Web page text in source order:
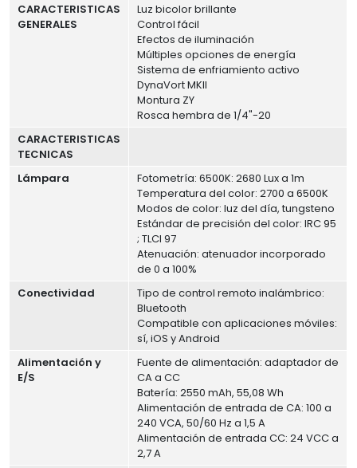
CARACTERISTICAS
GENERALES
Luz bicolor brillante
Control fácil
Efectos de iluminación
Múltiples opciones de energía
Sistema de enfriamiento activo
DynaVort MKII
Montura ZY
Rosca hembra de 1/4"-20
CARACTERISTICAS
TECNICAS
Lámpara
Fotometría: 6500K: 2680 Lux a 1m
Temperatura del color: 2700 a 6500K
Modos de color: luz del día, tungsteno
Estándar de precisión del color: IRC 95
; TLCI 97
Atenuación: atenuador incorporado
de 0 a 100%
Conectividad
Tipo de control remoto inalámbrico:
Bluetooth
Compatible con aplicaciones móviles:
sí, iOS y Android
Alimentación y
E/S
Fuente de alimentación: adaptador de
CA a CC
Batería: 2550 mAh, 55,08 Wh
Alimentación de entrada de CA: 100 a
240 VCA, 50/60 Hz a 1,5 A
Alimentación de entrada CC: 24 VCC a
2,7 A